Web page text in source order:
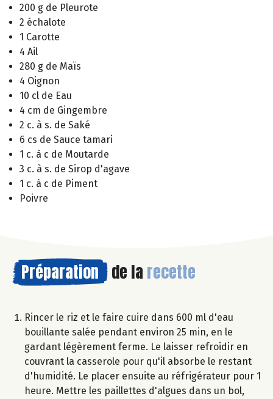
200 g de Pleurote
2 échalote
1 Carotte
4 Ail
280 g de Maïs
4 Oignon
10 cl de Eau
4 cm de Gingembre
2 c. à s. de Saké
6 cs de Sauce tamari
1 c. à c de Moutarde
3 c. à s. de Sirop d'agave
1 c. à c de Piment
Poivre
Préparation de la recette
Rincer le riz et le faire cuire dans 600 ml d'eau
bouillante salée pendant environ 25 min, en le
gardant légèrement ferme. Le laisser refroidir en
couvrant la casserole pour qu'il absorbe le restant
d'humidité. Le placer ensuite au réfrigérateur pour 1
heure. Mettre les paillettes d'algues dans un bol,